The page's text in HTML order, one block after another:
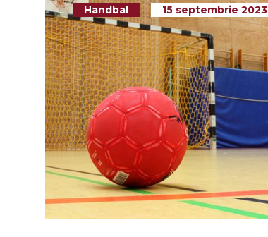
Handbal 15 septembrie 2023